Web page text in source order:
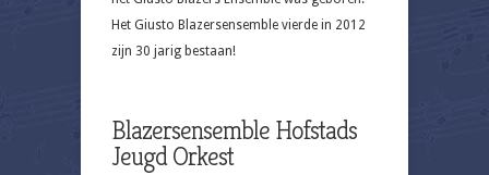
Het Giusto Blazersensemble vierde in 2012
zijn 30 jarig bestaan!
Blazersensemble Hofstads
Jeugd Orkest